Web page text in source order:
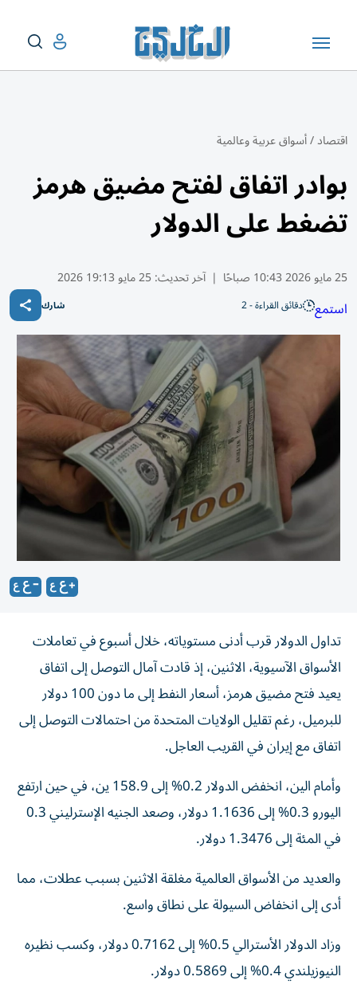
اقتصاد/أسواق عربية وعالمية
بوادر اتفاق لفتح مضيق هرمز
تضغط على الدولار
25 مايو 2026 10:43 صباحًا | آخر تحديث:25 مايو 19:13 2026
استمع دقائق القراءة - 2 شارك
تداول الدولار قرب أدنى مستوياته، خلال أسبوع في تعاملات
الأسواق الآسيوية، الاثنين، إذ قادت آمال التوصل إلى اتفاق
يعيد فتح مضيق هرمز، ‌أسعار النفط إلى ما دون 100 دولار
للبرميل، رغم تقليل الولايات المتحدة من ​احتمالات التوصل إلى
⁠اتفاق مع إيران في القريب العاجل.
وأمام الين، انخفض الدولار ‌0.2% إلى 158.9 ين، ‌في حين ارتفع
اليورو 0.3% إلى 1.1636 دولار، وصعد الجنيه الإسترليني 0.3
في المئة إلى 1.3476 دولار.
والعديد من الأسواق العالمية مغلقة الاثنين بسبب عطلات، مما
أدى إلى انخفاض ‌السيولة على نطاق واسع.
وزاد الدولار الأسترالي 0.5% إلى 0.7162 دولار، وكسب نظيره
النيوزيلندي ⁠0.4% إلى 0.5869 دولار.